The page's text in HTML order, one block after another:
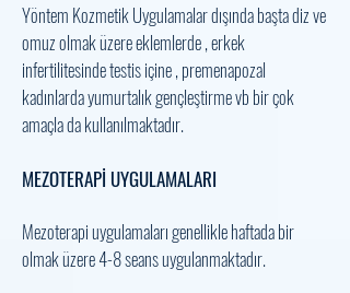
Yöntem Kozmetik Uygulamalar dışında başta diz ve
omuz olmak üzere eklemlerde , erkek
infertilitesinde testis içine , premenapozal
kadınlarda yumurtalık gençleştirme vb bir çok
amaçla da kullanılmaktadır.
MEZOTERAPİ UYGULAMALARI
Mezoterapi uygulamaları genellikle haftada bir
olmak üzere 4-8 seans uygulanmaktadır.